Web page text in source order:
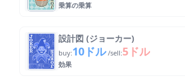
乗算の乗算
設計図 (ジョーカー)
buy:10ドル /sell:5ドル
効果